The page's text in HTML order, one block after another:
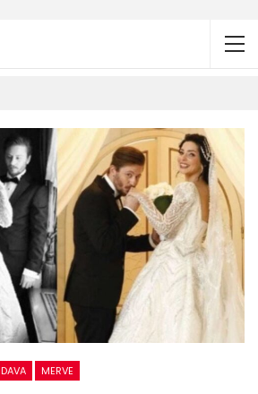
DAVA MERVE